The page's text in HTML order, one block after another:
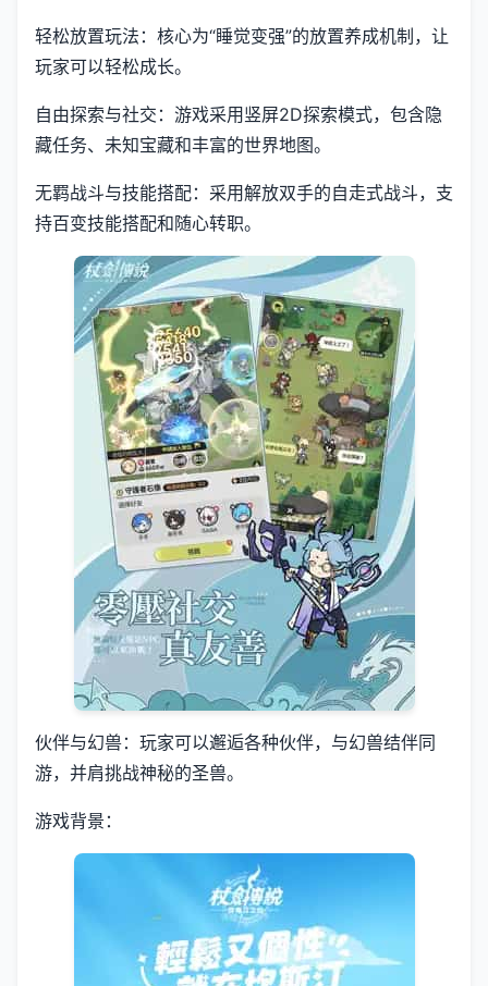
轻松放置玩法：核心为“睡觉变强”的放置养成机制，让
玩家可以轻松成长。
自由探索与社交：游戏采用竖屏2D探索模式，包含隐
藏任务、未知宝藏和丰富的世界地图。
无羁战斗与技能搭配：采用解放双手的自走式战斗，支
持百变技能搭配和随心转职。
伙伴与幻兽：玩家可以邂逅各种伙伴，与幻兽结伴同
游，并肩挑战神秘的圣兽。
游戏背景：